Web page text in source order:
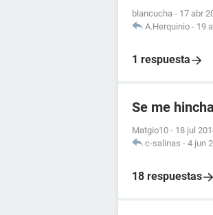
blancucha - 17 abr
A.Herquinio - 19
1 respuesta
Se me
Matgio10 - 18 jul
c-salinas - 4 jun
18 respuestas